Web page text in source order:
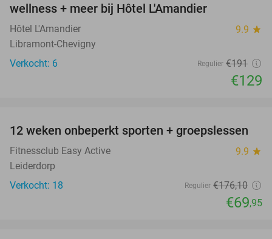
TODAY
wellness + meer bij Hôtel L'Amandier
Hôtel L'Amandier 9.9 star
Libramont-Chevigny
Verkocht: 6
Regulier €191
€129
60%
12 weken onbeperkt sporten + groepslessen
Fitnessclub Easy Active 9.9 star
Leiderdorp
Verkocht: 18
Regulier €176,10
€69,95